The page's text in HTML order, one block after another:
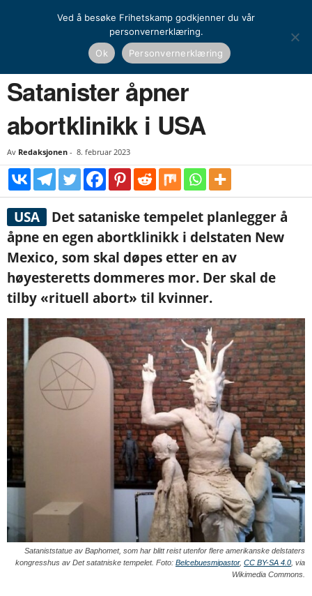
Satanister åpner abortklinikk i USA
Satanister åpner
abortklinikk i USA
Av Redaksjonen - 8. februar 2023
USA
Det sataniske tempelet planlegger å
åpne en egen abortklinikk i delstaten New
Mexico, som skal døpes etter en av
høyesteretts dommeres mor. Der skal de
tilby «rituell abort» til kvinner.
Sataniststatue av Baphomet, som har blitt reist utenfor flere amerikanske delstaters
kongresshus av Det satatniske tempelet. Foto: Belcebuesmipastor, CC BY-SA 4.0 , via
Wikimedia Commons.
Ved å besøke Frihetskamp godkjenner du vår
personvernerklæring.
Ok
Personvernerklæring